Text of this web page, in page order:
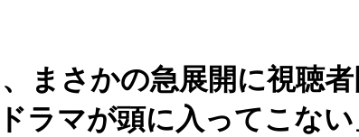
まさかの急展開に視聴
ラマが頭に入ってこない